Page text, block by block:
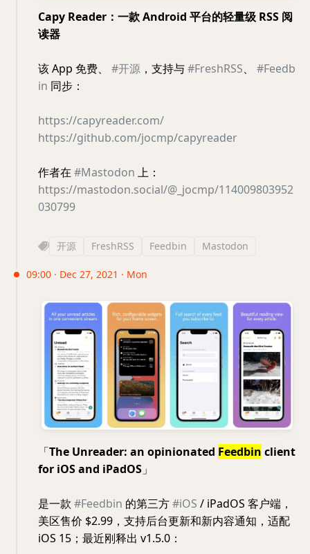
Capy Reader：一款 Android 平台的轻量级 RSS 阅
读器
该 App 免费、 #开源 ，支持与#FreshRSS、 #Feedb
in 同步：
https://capyreader.com/
https://github.com/jocmp/capyreader
作者在 #Mastodon 上：
https://mastodon.social/@_jocmp/114009803952
030799
开源 FreshRSS Feedbin Mastodon
09:00 · Dec 27, 2021 · Mon
「The Unreader: an opinionated Feedbin client
for iOS and iPadOS 」
是一款 #Feedbin 的第三方#iOS / iPadOS 客户端，
美区售价 $2.99，支持后台更新和新内容通知，适配
iOS 15；最近刚释出 v1.5.0：